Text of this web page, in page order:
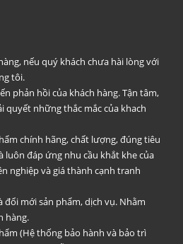
nếu quý khách chưa hài lòng với
tôi.
phản hồi của khách hàng. Tận tâm,
quyết những thắc mắc của khach
chính hãng, chất lượng, đúng tiêu
luôn đáp ứng nhu cầu khắt khe của
nghiệp và giá thành cạnh tranh
đổi mới sản phẩm, dịch vụ. Nhằm
hàng.
(Hệ thống bảo hành và bảo trì